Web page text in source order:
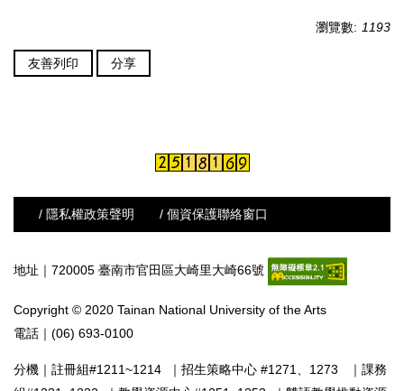
瀏覽數: 1193
友善列印 分享
/ 隱私權政策聲明 / 個資保護聯絡窗口
地址｜720005 臺南市官田區大崎里大崎66號
Copyright © 2020 Tainan National University of the Arts
電話｜(06) 693-0100
分機｜ 註冊組#1211~1214 ｜ 招生策略中心 #1271、1273 ｜ 課務